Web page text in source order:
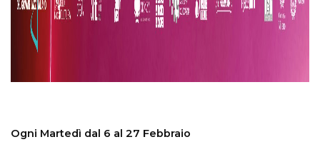
Ogni Martedì dal 6 al 27 Febbraio